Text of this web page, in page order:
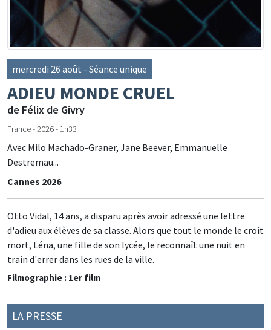
mercredi 26 août - Séance unique
ADIEU MONDE CRUEL
de Félix de Givry
France - 2026 - 1h33
Avec Milo Machado-Graner, Jane Beever, Emmanuelle
Destremau...
Cannes 2026
Otto Vidal, 14 ans, a disparu après avoir adressé une lettre
d'adieu aux élèves de sa classe. Alors que tout le monde le croit
mort, Léna, une fille de son lycée, le reconnaît une nuit en
train d'errer dans les rues de la ville.
Filmographie : 1er film
LA PRESSE